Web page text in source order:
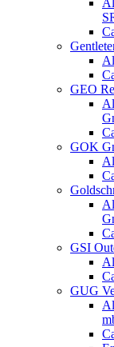
GEO
GOK
GSI
GUG